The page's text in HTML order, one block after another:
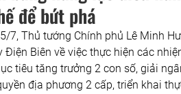
để bứt phá
7, Thủ tướng Chính phủ Lê Minh
Điện Biên về việc thực hiện các
tiêu tăng trưởng 2 con số, giải
địa phương 2 cấp, triển khai